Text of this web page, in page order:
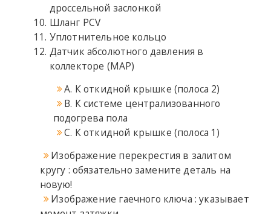
дроссельной заслонкой
Шланг PCV
Уплотнительное кольцо
Датчик абсолютного давления в
коллекторе (MAP)
A. К откидной крышке (полоса 2)
B. К системе централизованного
подогрева пола
C. К откидной крышке (полоса 1)
Изображение перекрестия в залитом
кругу : обязательно замените деталь на
новую!
Изображение гаечного ключа : указывает